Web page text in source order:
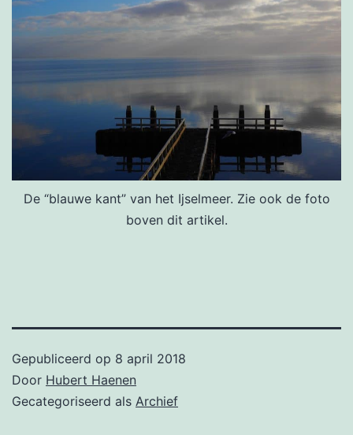
De “blauwe kant” van het Ijselmeer. Zie ook de foto
boven dit artikel.
Gepubliceerd op 8 april 2018
Door Hubert Haenen
Gecategoriseerd als Archief